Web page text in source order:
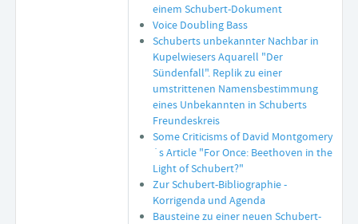
einem Schubert-Dokument
Voice Doubling Bass
Schuberts unbekannter Nachbar in
Kupelwiesers Aquarell "Der
Sündenfall". Replik zu einer
umstrittenen Namensbestimmung
eines Unbekannten in Schuberts
Freundeskreis
Some Criticisms of David Montgomery
´s Article "For Once: Beethoven in the
Light of Schubert?"
Zur Schubert-Bibliographie -
Korrigenda und Agenda
Bausteine zu einer neuen Schubert-